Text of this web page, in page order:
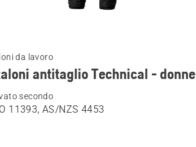
da lavoro
antitaglio Technical - donne
secondo
11393, AS/NZS 4453